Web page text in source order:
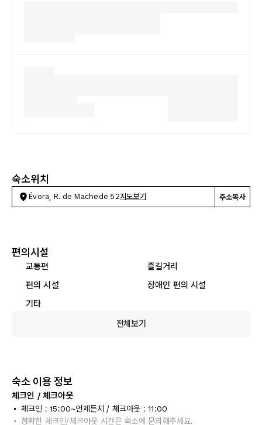
숙소위치
Évora, R. de Machede 52지도보기 주소복사
편의시설
교통편
즐길거리
편의 시설
장애인 편의 시설
기타
전체보기
숙소 이용 정보
체크인 / 체크아웃
체크인 : 15:00~언제든지 / 체크아웃 : 11:00
정확한 체크인/체크아웃 시간은 숙소에 문의해주세요.